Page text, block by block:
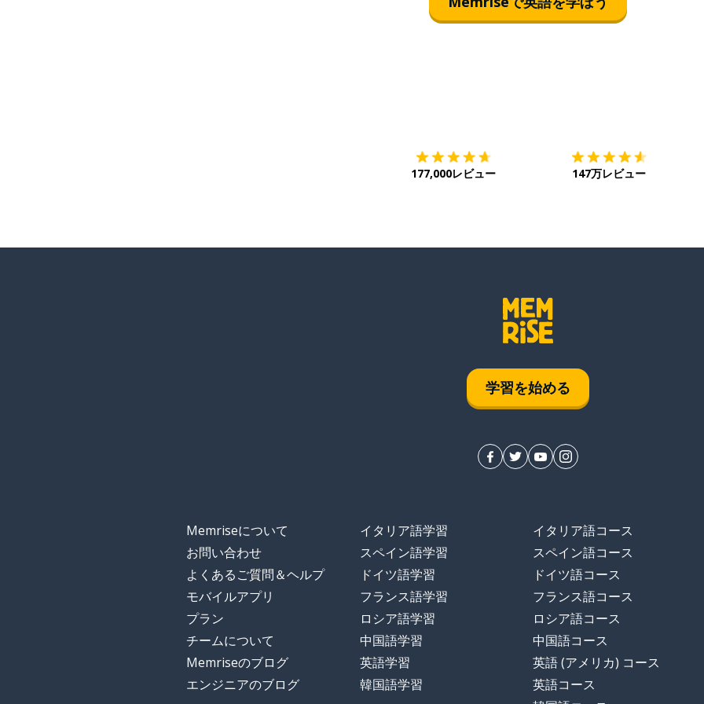
177,000レビュー 147万レビュー
学習を始める
Memriseについて
お問い合わせ
よくあるご質問＆ヘルプ
モバイルアプリ
プラン
チームについて
Memriseのブログ
エンジニアのブログ
イタリア語学習
スペイン語学習
ドイツ語学習
フランス語学習
ロシア語学習
中国語学習
英語学習
韓国語学習
イタリア語コース
スペイン語コース
ドイツ語コース
フランス語コース
ロシア語コース
中国語コース
英語 (アメリカ) コース
英語コース